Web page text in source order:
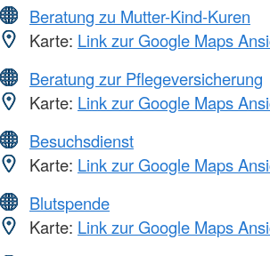
Beratung zu Mutter-Kind-Kuren
Karte: Link zur Google Maps
Beratung zur Pflegeversicherung
Karte: Link zur Google Maps
Besuchsdienst
Karte: Link zur Google Maps
Blutspende
Karte: Link zur Google Maps